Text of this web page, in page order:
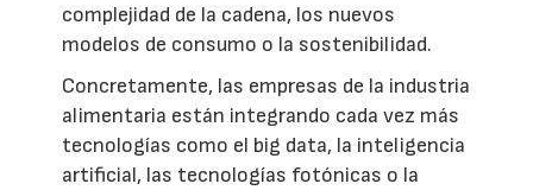
complejidad de la cadena, los nuevos
modelos de consumo o la sostenibilidad.
Concretamente, las empresas de la industria
alimentaria están integrando cada vez más
tecnologías como el big data, la inteligencia
artificial, las tecnologías fotónicas o la